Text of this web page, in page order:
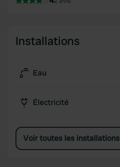
Installations
Eau
Électricité
Voir toutes les installations